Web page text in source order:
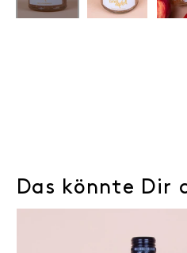
Das könnte Dir